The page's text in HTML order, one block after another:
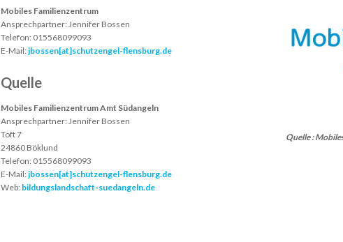
Quelle :
Mobiles Familienzentrum
Ansprechpartner: Jennifer Bossen
Telefon: 015568099093
E-Mail: jbossen[at]schutzengel-flensburg.de
Quelle
Mobiles Familienzentrum Amt Südangeln
Ansprechpartner: Jennifer Bossen
Toft 7
24860 Böklund
Telefon: 015568099093
E-Mail: jbossen[at]schutzengel-flensburg.de
Web: bildungslandschaft-suedangeln.de